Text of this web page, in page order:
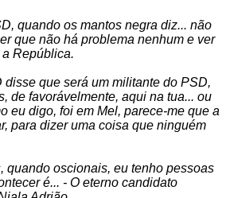
quando os mantos negra diz... não
que não há problema nenhum e ver
República.
disse que será um militante do PSD,
de favorávelmente, aqui na tua... ou
eu digo, foi em Mel, parece-me que a
para dizer uma coisa que ninguém
quando oscionais, eu tenho pessoas
é... - O eterno candidato